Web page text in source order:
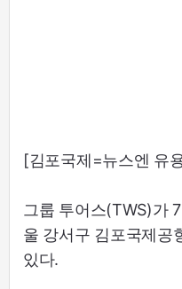
[김포국제=뉴스엔 유
그룹 투어스(TWS)가
울 강서구 김포국제공
있다.